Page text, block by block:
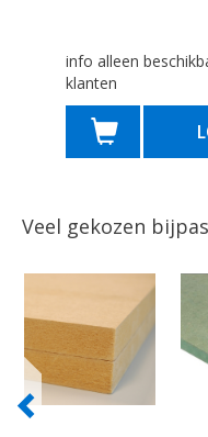
info alleen
klanten
Veel gekozen